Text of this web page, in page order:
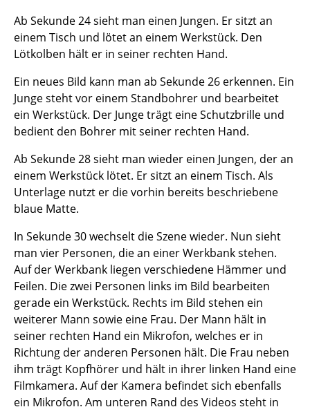
Ab Sekunde 24 sieht man einen Jungen. Er sitzt an
einem Tisch und lötet an einem Werkstück. Den
Lötkolben hält er in seiner rechten Hand.
Ein neues Bild kann man ab Sekunde 26 erkennen. Ein
Junge steht vor einem Standbohrer und bearbeitet
ein Werkstück. Der Junge trägt eine Schutzbrille und
bedient den Bohrer mit seiner rechten Hand.
Ab Sekunde 28 sieht man wieder einen Jungen, der an
einem Werkstück lötet. Er sitzt an einem Tisch. Als
Unterlage nutzt er die vorhin bereits beschriebene
blaue Matte.
In Sekunde 30 wechselt die Szene wieder. Nun sieht
man vier Personen, die an einer Werkbank stehen.
Auf der Werkbank liegen verschiedene Hämmer und
Feilen. Die zwei Personen links im Bild bearbeiten
gerade ein Werkstück. Rechts im Bild stehen ein
weiterer Mann sowie eine Frau. Der Mann hält in
seiner rechten Hand ein Mikrofon, welches er in
Richtung der anderen Personen hält. Die Frau neben
ihm trägt Kopfhörer und hält in ihrer linken Hand eine
Filmkamera. Auf der Kamera befindet sich ebenfalls
ein Mikrofon. Am unteren Rand des Videos steht in